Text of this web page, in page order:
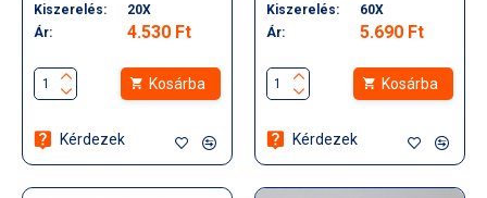
Kiszerelés:
20X
Ár:
4.530 Ft
Kosárba
Kérdezek
Kiszerelés:
60X
Ár:
5.690 Ft
Kosárba
Kérdezek